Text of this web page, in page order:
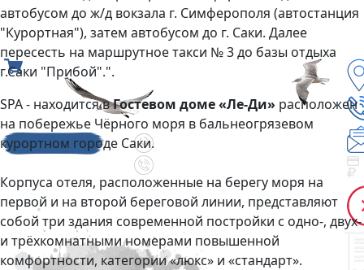
автобусом до ж/д вокзала г. Симферополя (автостанция
"Курортная"), затем автобусом до г. Саки. Далее
пересесть на маршрутное такси № 3 до базы отдыха
г.Саки "Прибой".".
SPA - находится вГостевом доме «Ле-Ди» расположен
на побережье Чёрного моря в бальнеогрязевом
курортном городе Саки.
Корпуса отеля, расположенные на берегу моря на
первой и на второй береговой линии, представляют
собой три здания современной постройки с одно-, двух-
и трёхкомнатными номерами повышенной
комфортности, категории «люкс» и «стандарт».